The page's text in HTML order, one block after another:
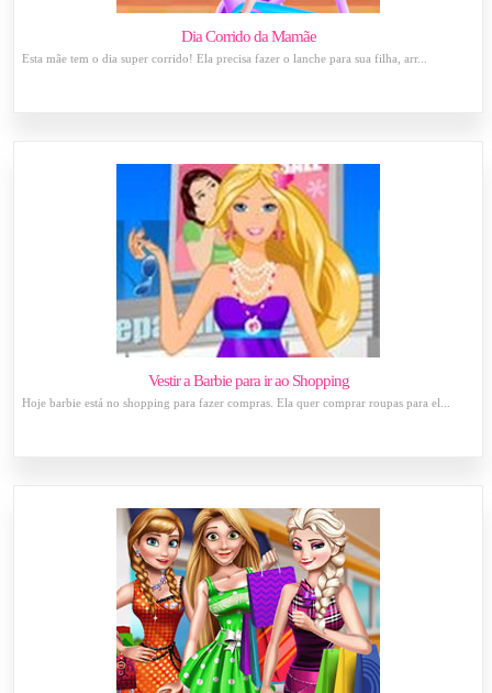
Dia Corrido da Mamãe
Esta mãe tem o dia super corrido! Ela precisa fazer o lanche para sua filha, arr...
Vestir a Barbie para ir ao Shopping
Hoje barbie está no shopping para fazer compras. Ela quer comprar roupas para el...